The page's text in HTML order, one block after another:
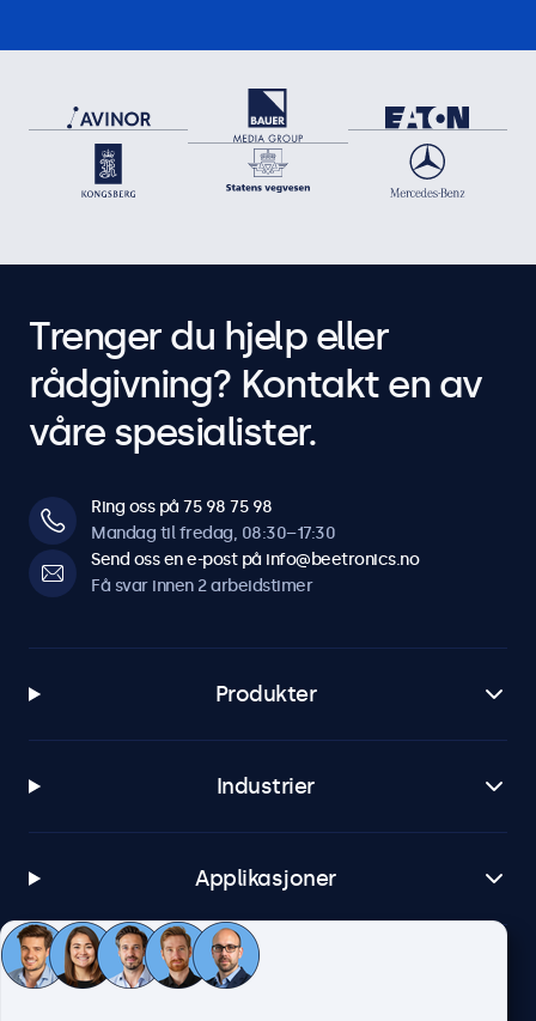
Trenger du hjelp eller
rådgivning? Kontakt en av
våre spesialister.
Ring oss på 75 98 75 98
Mandag til fredag, 08:30–17:30
Send oss en e-post på info@beetronics.no
Få svar innen 2 arbeidstimer
Produkter
Industrier
Applikasjoner
Kundeservice